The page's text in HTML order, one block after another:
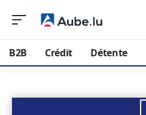
B2B Crédit Détente